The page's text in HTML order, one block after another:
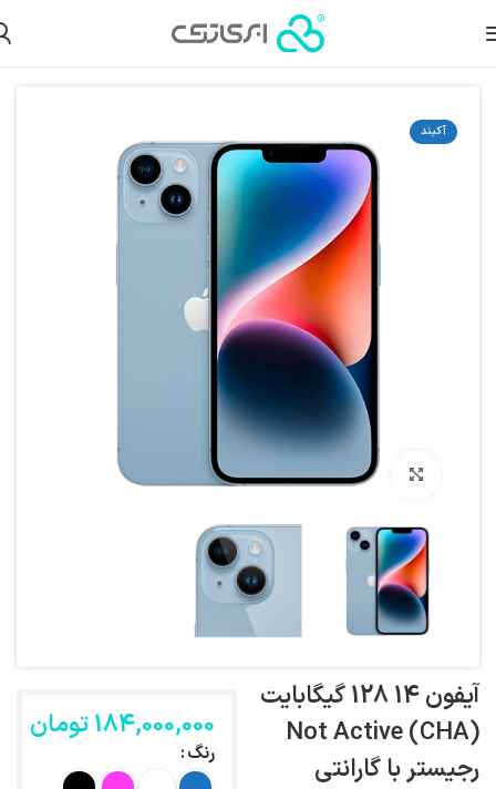
گوشی موبایل گوشی آیفون
آکبند
بزرگنمایی تصویر
آیفون 14 128 گیگابایت
(CHA) Not Active
رجیستر با گارانتی
184,000,000تومان
رنگ